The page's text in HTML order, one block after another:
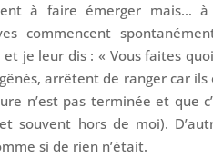
à faire émerger mais… à
commencent
je leur dis : « Vous faites
arrêtent de ranger car ils
n’est pas terminée et que
souvent hors de moi).
si de rien n’était.